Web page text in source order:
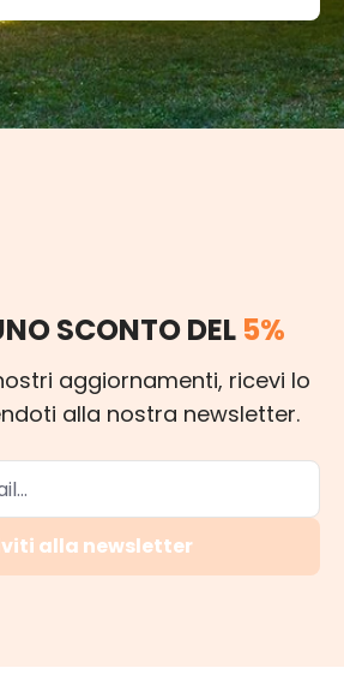
SCONTO DEL 5%
aggiornamenti, ricevi lo
alla nostra newsletter.
alla newsletter